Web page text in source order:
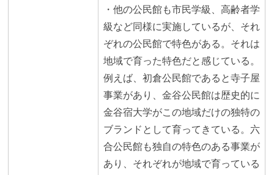
・他の公民館も市民学級、高齢者学
級など同様に実施しているが、それ
ぞれの公民館で特色がある。それは
地域で育った特色だと感じている。
例えば、初倉公民館であると寺子屋
事業があり、金谷公民館は歴史的に
金谷宿大学がこの地域だけの独特の
ブランドとして育ってきている。六
合公民館も独自の特色のある事業が
あり、それぞれが地域で育っている